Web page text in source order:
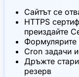
Сайтът се
HTTPS
преиздайте
Формулярите
Cron задачи
Дръжте
резерв